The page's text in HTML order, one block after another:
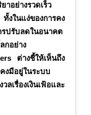
าอย่างรวดเร็ว
ในแง่ของการคง
รปรับลดในอนาคต
กอย่าง
ต่างชี้ให้เห็นถึง
งมีอยู่ในระบบ
เรื่องเงินเฟ้อและ